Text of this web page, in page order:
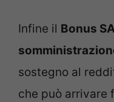
Infine il Bonus
sostegno al
che può arrivare